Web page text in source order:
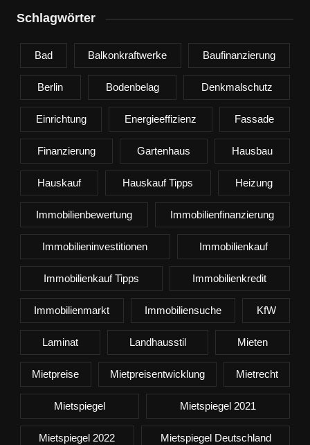
Schlagwörter
Bad Balkonkraftwerke Baufinanzierung
Berlin Bodenbelag Denkmalschutz
Einrichtung Energieeffizienz Fassade
Finanzierung Gartenhaus Hausbau
Hauskauf Hauskauf Tipps Heizung
Immobilienbewertung Immobilienfinanzierung
Immobilieninvestitionen Immobilienkauf
Immobilienkauf Tipps Immobilienkredit
Immobilienmarkt Immobiliensuche KfW
Laminat Landhausstil Mieten
Mietpreise Mietpreisentwicklung Mietrecht
Mietspiegel Mietspiegel 2021
Mietspiegel 2022 Mietspiegel Deutschland